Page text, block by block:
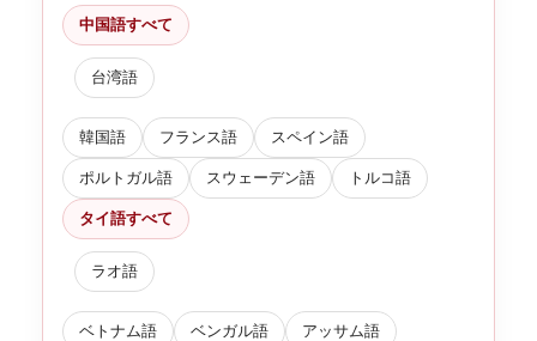
中国語すべて
台湾語
韓国語 フランス語 スペイン語
ポルトガル語 スウェーデン語 トルコ語
タイ語すべて
ラオ語
ベトナム語 ベンガル語 アッサム語